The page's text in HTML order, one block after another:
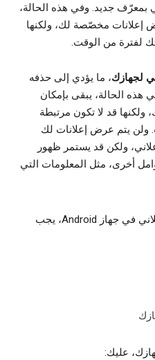
بمعرّف جديد. وفي هذه الحالة،
إعلانات مخصّصة لك، ولكنها
لفترة من الوقت.
لجهازك، ما يؤدي إلى حذفه
الحالة، يبقى بإمكان
ولكنها قد لا تكون مرتبطة
ولن يتم عرض إعلانات لك
ولكن قد يستمر ظهور
أخرى، مثل المعلومات التي
لإجراء تغييرات على المعرّف الإعلاني في جهاز Android، يجب
عليك: